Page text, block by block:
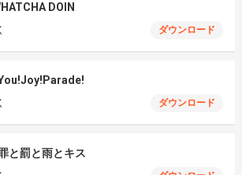
DOIN
ダウンロード
ダウンロード
と罰と雨とキス